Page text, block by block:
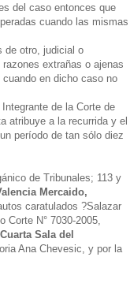
del caso entonces que
cuando las mismas
de otro, judicial o
extrañas o ajenas
en dicho caso no
de la Corte de
atribuye a la recurrida y el
período de tan sólo diez
de Tribunales; 113 y
Mercaido,
caratulados ?Salazar
N° 7030-2005,
Sala del
Ana Chevesic, y por la